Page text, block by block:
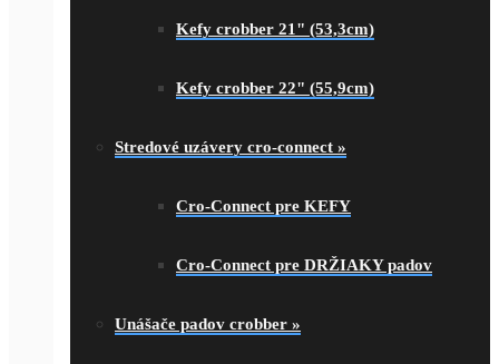
Kefy crobber 21" (53,3cm)
Kefy crobber 22" (55,9cm)
Stredové uzávery cro-connect »
Cro-Connect pre KEFY
Cro-Connect pre DRŽIAKY padov
Unášače padov crobber »